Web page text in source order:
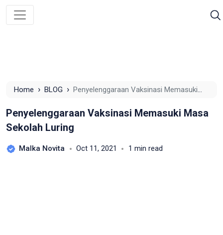
Home › BLOG › Penyelenggaraan Vaksinasi Memasuki
Penyelenggaraan Vaksinasi Memasuki Masa
Sekolah Luring
Malka Novita Oct 11, 2021 1 min read